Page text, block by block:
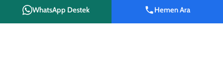
WishlistCart My account
Emlak Brandası
WhatsApp Destek Hemen Ara